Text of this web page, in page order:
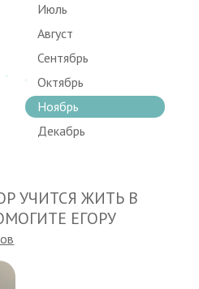
Июль
Август
Сентябрь
Октябрь
Ноябрь
Декабрь
УЧИТСЯ ЖИТЬ В
ЕГОРУ